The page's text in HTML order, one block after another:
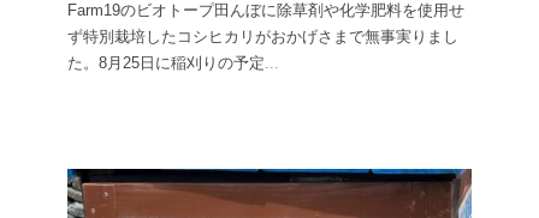
Farm19のビオトープ田んぼに除草剤や化学肥料を使用せ
ず特別栽培したコシヒカリがおかげさまで無事実りまし
た。8月25日に稲刈りの予定...